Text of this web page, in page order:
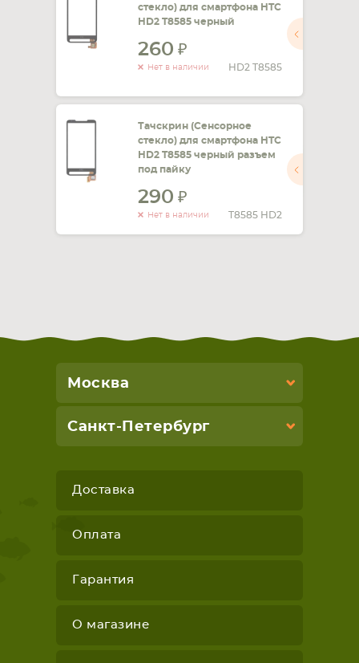
стекло) для смартфона HTC
HD2 T8585 черный
260
Нет в наличии HD2 T8585
Тачскрин (Сенсорное
стекло) для смартфона HTC
HD2 T8585 черный разъем
под пайку
290
Нет в наличии T8585 HD2
Москва
Санкт-Петербург
Доставка
Оплата
Гарантия
О магазине